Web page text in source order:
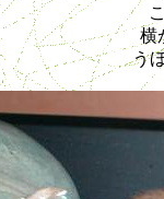
横
う